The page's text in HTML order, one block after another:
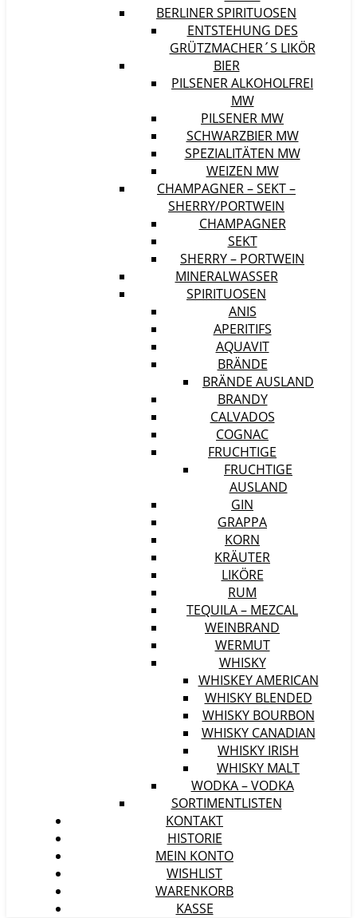
BERLINER SPIRITUOSEN
ENTSTEHUNG DES
GRÜTZMACHER´S LIKÖR
BIER
PILSENER ALKOHOLFREI
MW
PILSENER MW
SCHWARZBIER MW
SPEZIALITÄTEN MW
WEIZEN MW
CHAMPAGNER – SEKT –
SHERRY/PORTWEIN
CHAMPAGNER
SEKT
SHERRY – PORTWEIN
MINERALWASSER
SPIRITUOSEN
ANIS
APERITIFS
AQUAVIT
BRÄNDE
BRÄNDE AUSLAND
BRANDY
CALVADOS
COGNAC
FRUCHTIGE
FRUCHTIGE
AUSLAND
GIN
GRAPPA
KORN
KRÄUTER
LIKÖRE
RUM
TEQUILA – MEZCAL
WEINBRAND
WERMUT
WHISKY
WHISKEY AMERICAN
WHISKY BLENDED
WHISKY BOURBON
WHISKY CANADIAN
WHISKY IRISH
WHISKY MALT
WODKA – VODKA
SORTIMENTLISTEN
KONTAKT
HISTORIE
MEIN KONTO
WISHLIST
WARENKORB
KASSE